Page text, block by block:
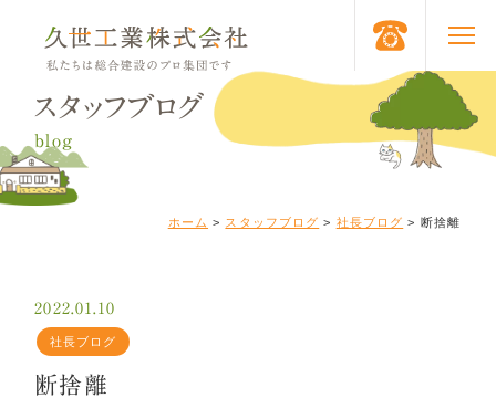
スタッフブログ
blog
ホーム > スタッフブログ > 社長ブログ > 断捨離
2022.01.10
社長ブログ
断捨離